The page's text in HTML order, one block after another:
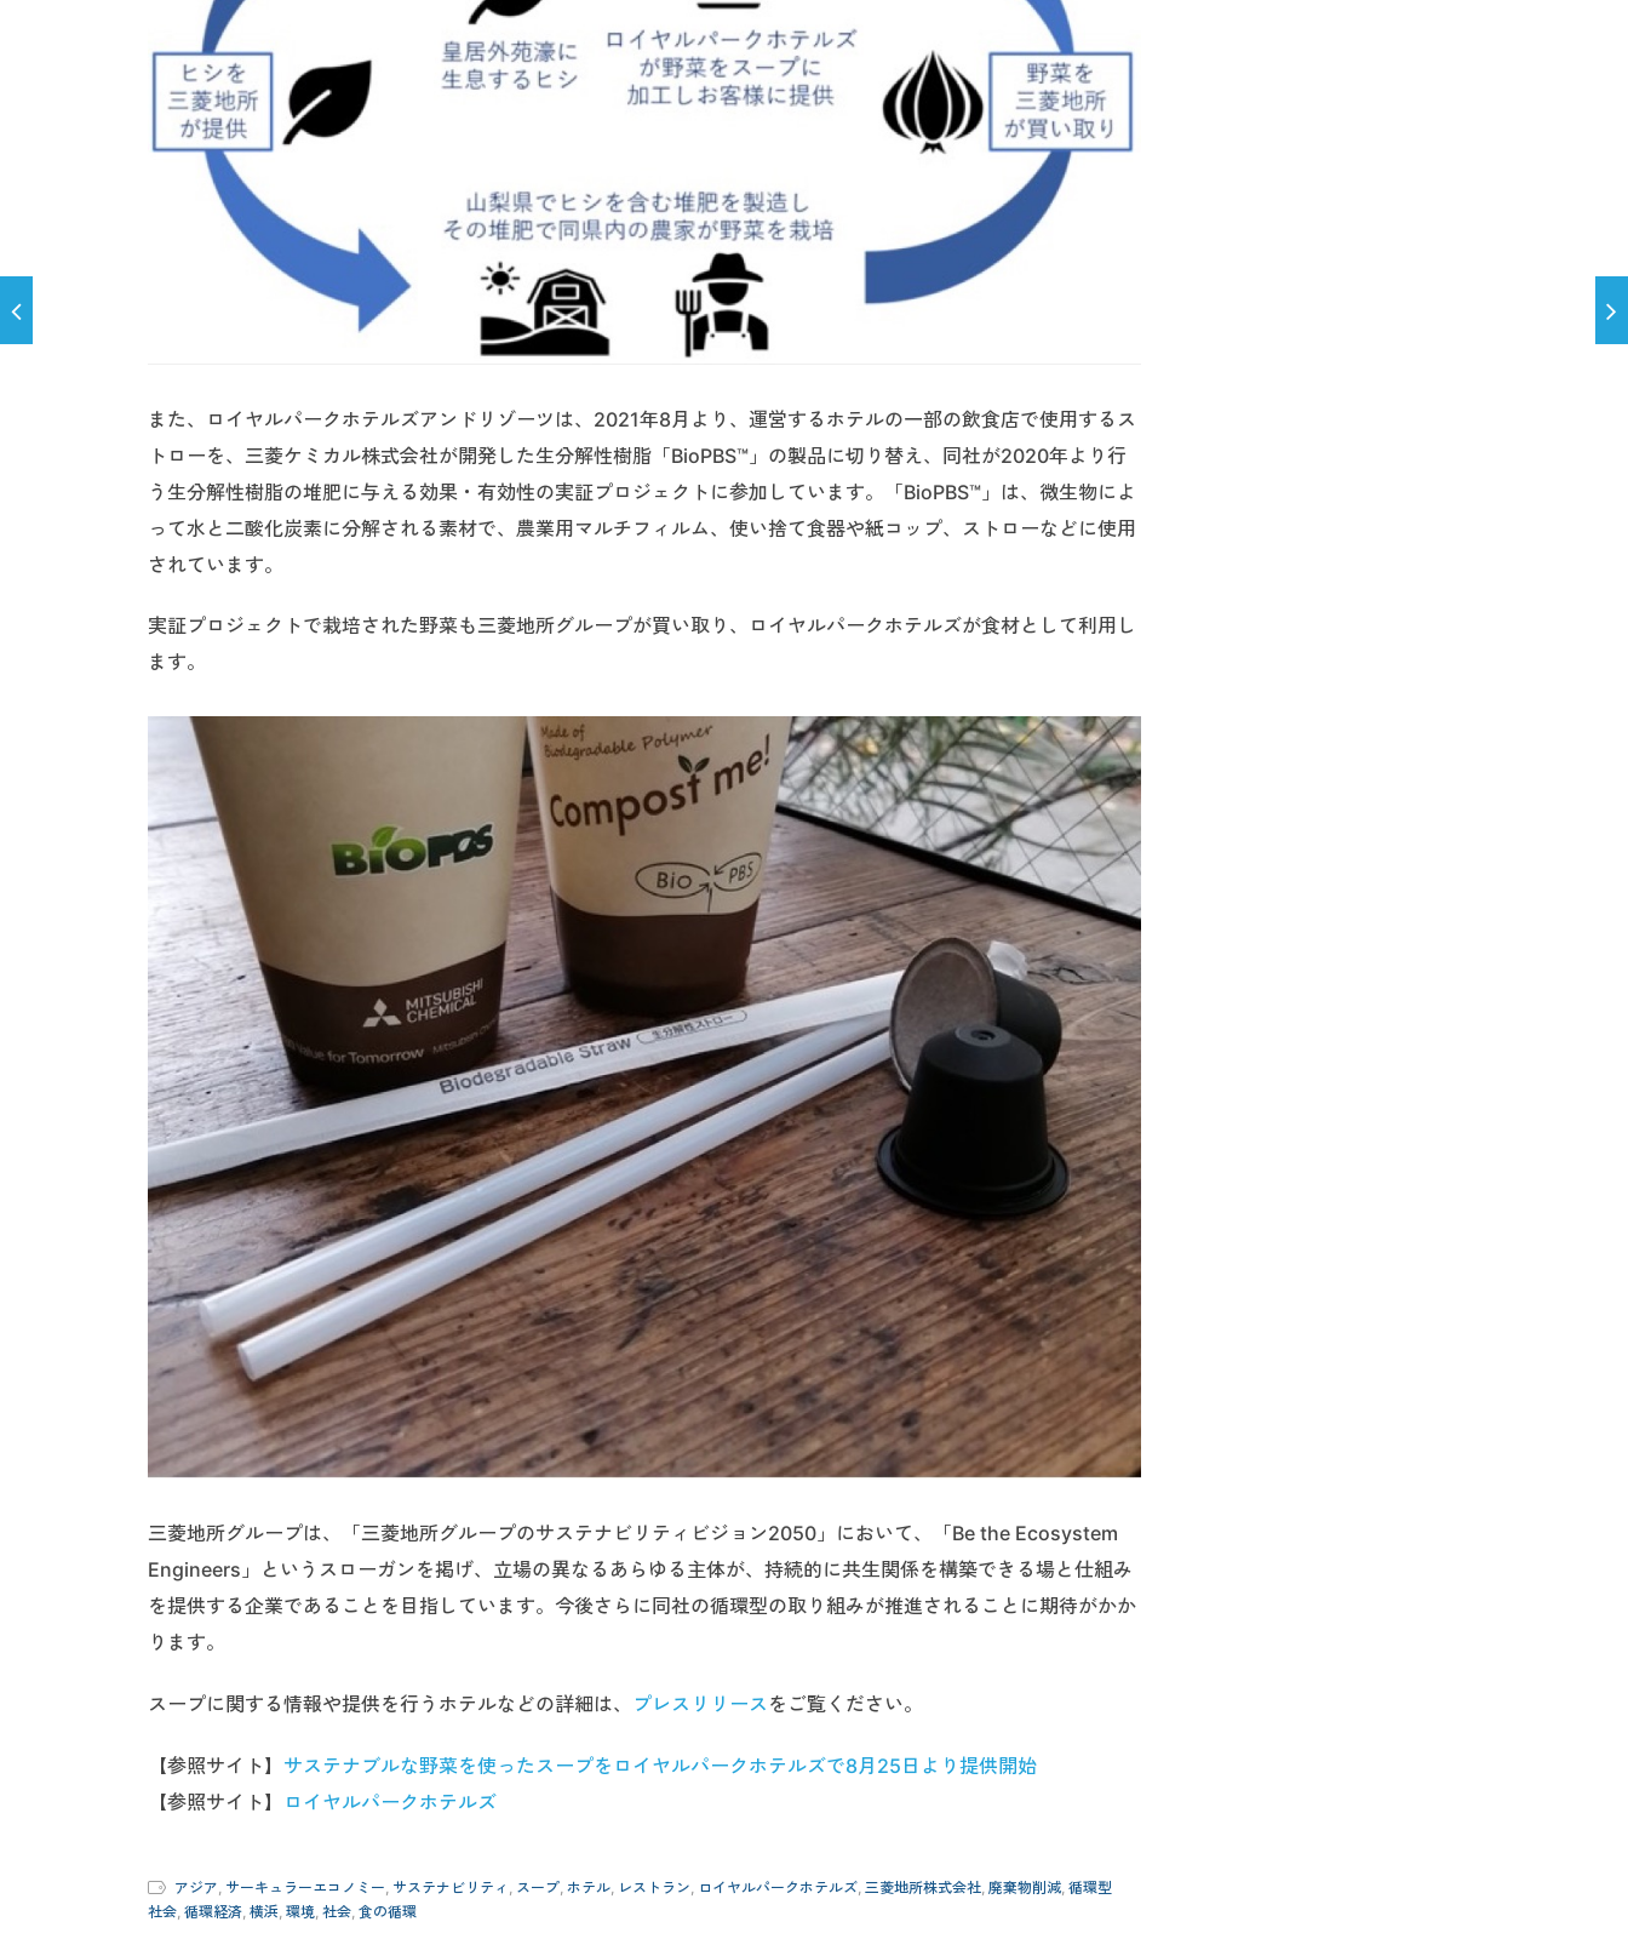
また、ロイヤルパークホテルズアンドリゾーツは、2021年8月より、運営するホテルの一部の飲食店で使用するス
トローを、三菱ケミカル株式会社が開発した生分解性樹脂「BioPBS™」の製品に切り替え、同社が2020年より行
う生分解性樹脂の堆肥に与える効果・有効性の実証プロジェクトに参加しています。「BioPBS™」は、微生物によ
って水と二酸化炭素に分解される素材で、農業用マルチフィルム、使い捨て食器や紙コップ、ストローなどに使用
されています。
実証プロジェクトで栽培された野菜も三菱地所グループが買い取り、ロイヤルパークホテルズが食材として利用し
ます。
三菱地所グループは、「三菱地所グループのサステナビリティビジョン2050」において、「Be the Ecosystem
Engineers」というスローガンを掲げ、立場の異なるあらゆる主体が、持続的に共生関係を構築できる場と仕組み
を提供する企業であることを目指しています。今後さらに同社の循環型の取り組みが推進されることに期待がかか
ります。
スープに関する情報や提供を行うホテルなどの詳細は、 プレスリリース をご覧ください。
【参照サイト】 サステナブルな野菜を使ったスープをロイヤルパークホテルズで8月25日より提供開始
【参照サイト】
ロイヤルパークホテルズ
アジア サーキュラーエコノミー サステナビリティ スープ ホテル レストラン ロイヤルパークホテルズ 三菱地所株式会社 廃棄物削減 循環型
社会 循環経済 横浜 環境 社会 食の循環